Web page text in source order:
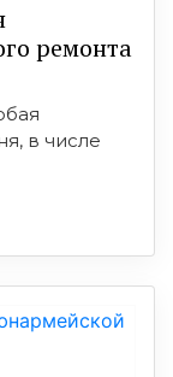
ремонта
в числе